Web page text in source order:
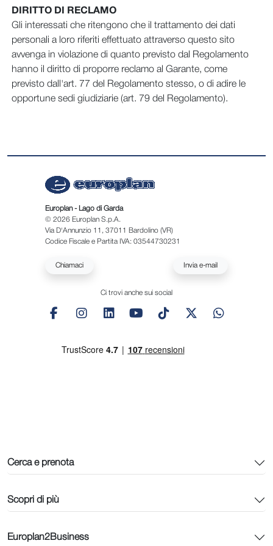
DIRITTO DI RECLAMO
Gli interessati che ritengono che il trattamento dei dati
personali a loro riferiti effettuato attraverso questo sito
avvenga in violazione di quanto previsto dal Regolamento
hanno il diritto di proporre reclamo al Garante, come
previsto dall'art. 77 del Regolamento stesso, o di adire le
opportune sedi giudiziarie (art. 79 del Regolamento).
Cerca e prenota
Scopri di più
Europlan2Business
Europlan - Lago di Garda
© 2026 Europlan S.p.A.
Via D'Annunzio 11, 37011 Bardolino (VR)
Codice Fiscale e Partita IVA: 03544730231
Chiamaci Invia e-mail
Ci trovi anche sui social